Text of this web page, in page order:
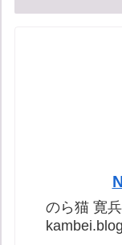
のら猫 寛